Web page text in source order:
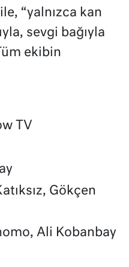
“yalnızca kan
sevgi bağıyla
ekibin
TV
Gökçen
Ali Kobanbay